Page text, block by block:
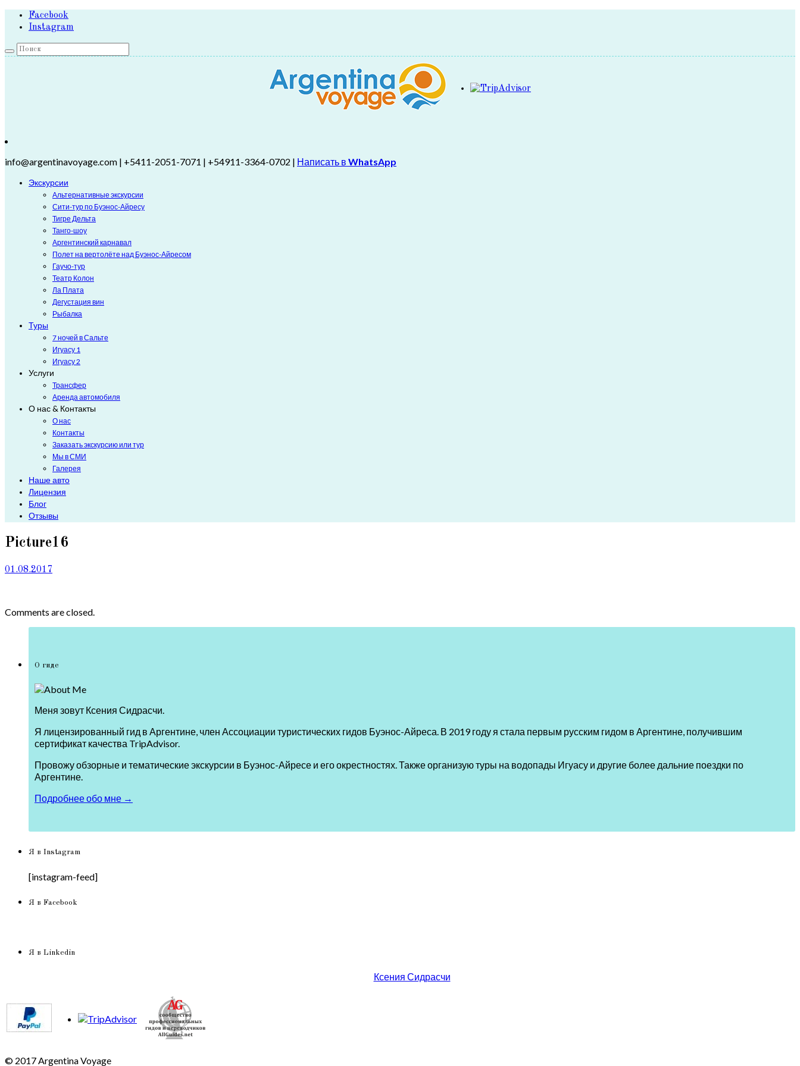
Facebook
Instagram
info@argentinavoyage.com | +5411-2051-7071 | +54911-3364-0702 | Написать в WhatsApp
Экскурсии
Альтернативные экскурсии
Сити-тур по Буэнос-Айресу
Тигре Дельта
Танго-шоу
Аргентинский карнавал
Полет на вертолёте над Буэнос-Айресом
Гаучо-тур
Театр Колон
Ла Плата
Дегустация вин
Рыбалка
Туры
7 ночей в Сальте
Игуасу 1
Игуасу 2
Услуги
Трансфер
Аренда автомобиля
О нас & Контакты
О нас
Контакты
Заказать экскурсию или тур
Мы в СМИ
Галерея
Наше авто
Лицензия
Блог
Отзывы
Picture16
01.08.2017
Comments are closed.
О гиде
Меня зовут Ксения Сидрасчи.
Я лицензированный гид в Аргентине, член Ассоциации туристических гидов Буэнос-Айреса. В 2019 году я стала первым русским гидом в Аргентине, получившим
сертификат качества TripAdvisor.
Провожу обзорные и тематические экскурсии в Буэнос-Айресе и его окрестностях. Также организую туры на водопады Игуасу и другие более дальние поездки по
Аргентине.
Подробнее обо мне →
Я в Instagram
[instagram-feed]
Я в Facebook
Я в Linkedin
Ксения Сидрасчи
© 2017 Argentina Voyage